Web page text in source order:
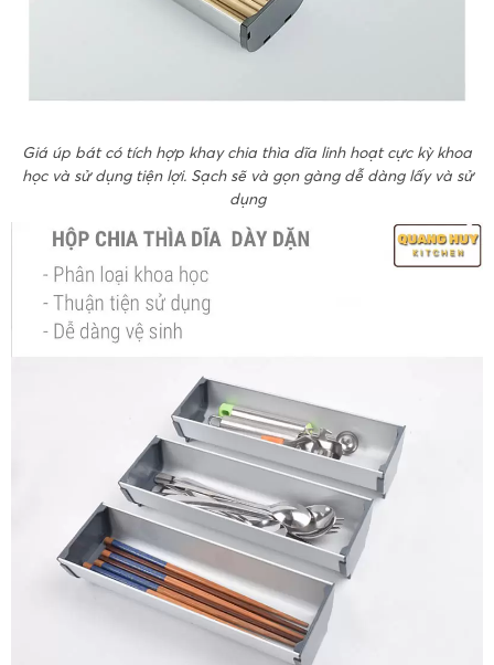
Giá úp bát có tích hợp khay chia thìa dĩa linh hoạt cực kỳ khoa
học và sử dụng tiện lợi. Sạch sẽ và gọn gàng dễ dàng lấy và sử
dụng